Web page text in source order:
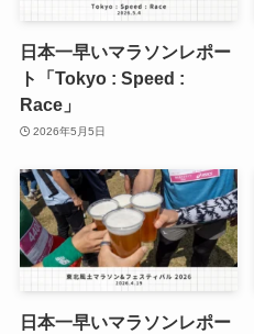
日本一早いマラソンレポー
ト「Tokyo : Speed :
Race」
2026年5月5日
日本一早いマラソンレポー